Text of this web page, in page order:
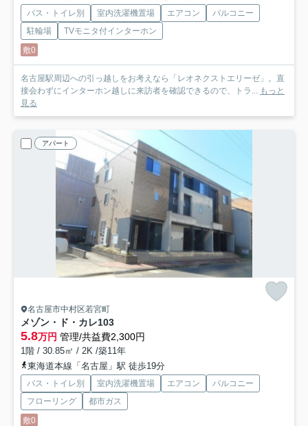
バス・トイレ別 室内洗濯機置場 エアコン
バルコニー
駐輪場
TVモニタ付インターホン
敷0
名古屋駅周辺への引っ越しをお考えなら「レオネクストエリーゼ」。直
接会わずにインターホン越しに来訪者を確認できるので、トラ...
もっと
見る
アパート
名古屋市中村区若宮町
メゾン・ド・カレ103
5.8万円 管理/共益費2,300円
1階 / 30.85㎡ / 2K /築11年
東海道本線「名古屋」駅 徒歩19分
バス・トイレ別 室内洗濯機置場 エアコン
バルコニー
フローリング
都市ガス
敷0